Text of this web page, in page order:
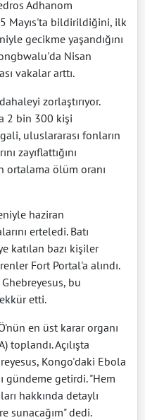
Adhanom
Mayıs'ta bildirildiğini, ilk
gecikme yaşandığını
Nisan
vakalar arttı.
zorlaştırıyor.
2 bin 300 kişi
uluslararası fonların
zayıflattığını
ortalama ölüm oranı
haziran
erteledi. Batı
katılan bazı kişiler
Fort Portal'a alındı.
bu
etti.
en üst karar organı
toplandı. Açılışta
Kongo'daki Ebola
gündeme getirdi. "Hem
hakkında detaylı
sunacağım" dedi.